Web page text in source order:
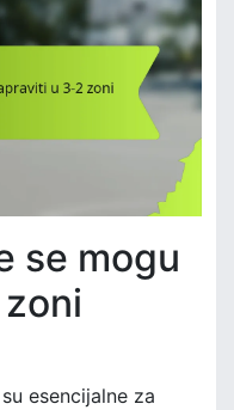
se mogu
esencijalne za